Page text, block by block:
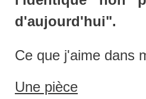
d'aujourd'hui".
Ce que j'aime dans
Une pièce